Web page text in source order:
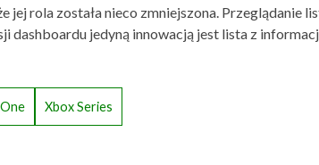
jej rola została nieco zmniejszona. Przeglądanie
dashboardu jedyną innowacją jest lista z
Xbox Series